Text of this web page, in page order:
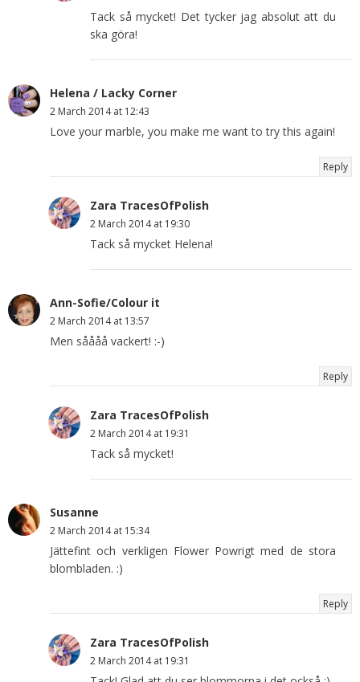
Tack så mycket! Det tycker jag absolut att du
ska göra!
Helena / Lacky Corner
2 March 2014 at 12:43
Love your marble, you make me want to try this again!
Reply
Zara TracesOfPolish
2 March 2014 at 19:30
Tack så mycket Helena!
Ann-Sofie/Colour it
2 March 2014 at 13:57
Men såååå vackert! :-)
Reply
Zara TracesOfPolish
2 March 2014 at 19:31
Tack så mycket!
Susanne
2 March 2014 at 15:34
Jättefint och verkligen Flower Powrigt med de stora
blombladen. :)
Reply
Zara TracesOfPolish
2 March 2014 at 19:31